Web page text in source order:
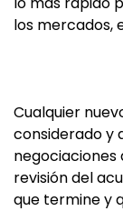
los mercados,
Cualquier
considerado y
revisión del
que termine y